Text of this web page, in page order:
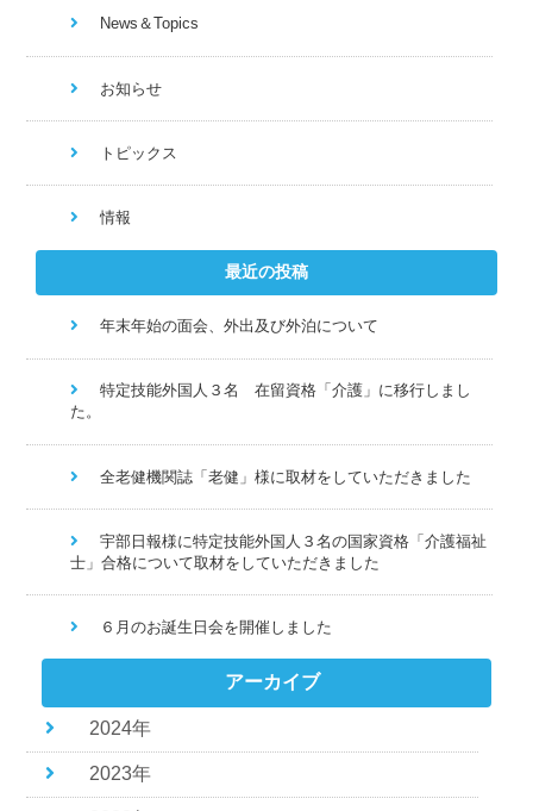
News＆Topics
お知らせ
トピックス
情報
最近の投稿
年末年始の面会、外出及び外泊について
特定技能外国人３名 在留資格「介護」に移行しまし
た。
全老健機関誌「老健」様に取材をしていただきました
宇部日報様に特定技能外国人３名の国家資格「介護福祉
士」合格について取材をしていただきました
６月のお誕生日会を開催しました
アーカイブ
2024年
2023年